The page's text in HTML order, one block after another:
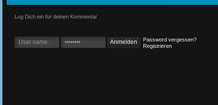
Log Dich ein für deinen Kommentar
Password vergessen?
Registrieren